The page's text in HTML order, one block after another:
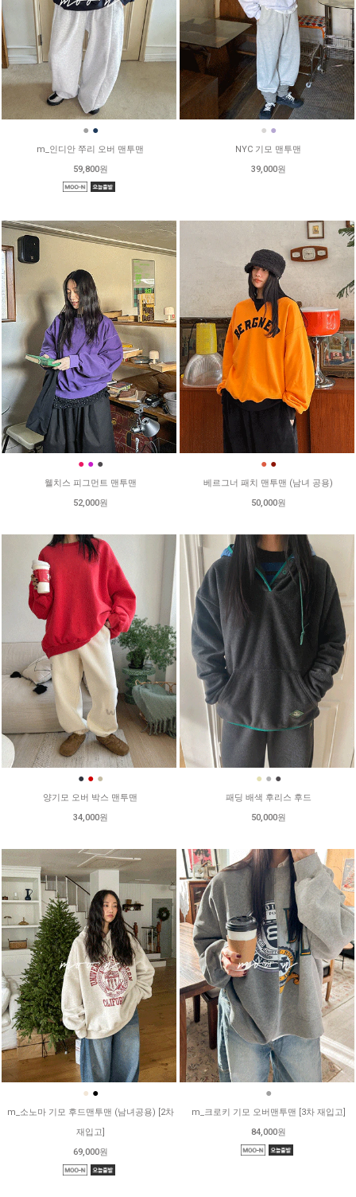
● ●
m_인디안 쭈리 오버 맨투맨
59,800원
● ●
NYC 기모 맨투맨
39,000원
● ● ●
웰치스 피그먼트 맨투맨
52,000원
● ●
베르그너 패치 맨투맨 (남녀 공용)
50,000원
● ● ●
양기모 오버 박스 맨투맨
34,000원
● ● ●
패딩 배색 후리스 후드
50,000원
● ●
m_소노마 기모 후드맨투맨 (남녀공용) [2차
재입고]
69,000원
●
m_크로키 기모 오버맨투맨 [3차 재입고]
84,000원